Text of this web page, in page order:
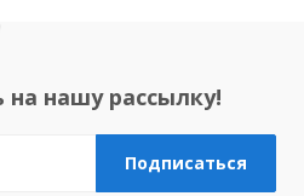
нашу рассылку!